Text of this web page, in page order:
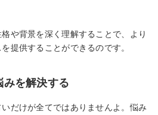
や背景を深く理解することで、より
提供することができるのです。
みを解決する
だけが全てではありませんよ。悩み